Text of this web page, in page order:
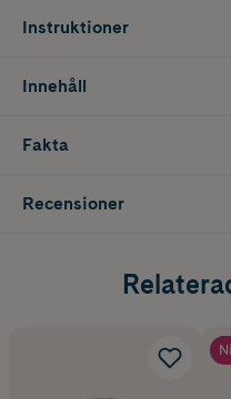
Instruktioner
Innehåll
Fakta
Recensioner